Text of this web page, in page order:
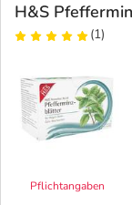
H&S
(1)
Pflichtangaben